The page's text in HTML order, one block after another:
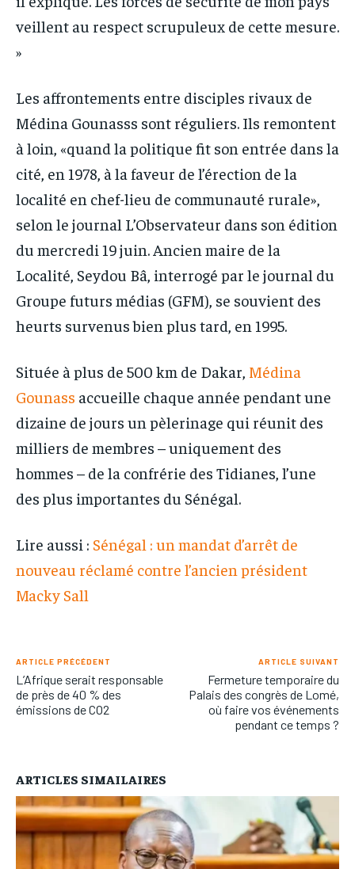
veillent au respect scrupuleux de cette mesure.
»
Les affrontements entre disciples rivaux de
Médina Gounasss sont réguliers. Ils remontent
à loin, «quand la politique fit son entrée dans la
cité, en 1978, à la faveur de l’érection de la
localité en chef-lieu de communauté rurale»,
selon le journal L’Observateur dans son édition
du mercredi 19 juin. Ancien maire de la
Localité, Seydou Bâ, interrogé par le journal du
Groupe futurs médias (GFM), se souvient des
heurts survenus bien plus tard, en 1995.
Située à plus de 500 km de Dakar, Médina
Gounass accueille chaque année pendant une
dizaine de jours un pèlerinage qui réunit des
milliers de membres – uniquement des
hommes – de la confrérie des Tidianes, l’une
des plus importantes du Sénégal.
Lire aussi : Sénégal : un mandat d’arrêt de
nouveau réclamé contre l’ancien président
Macky Sall
ARTICLE PRÉCÉDENT
L’Afrique serait responsable
de près de 40 % des
émissions de CO2
ARTICLE SUIVANT
Fermeture temporaire du
Palais des congrès de Lomé,
où faire vos événements
pendant ce temps ?
ARTICLES SIMAILAIRES